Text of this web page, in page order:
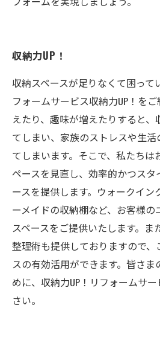
収納力UP！
収納スペースが足りなくて困って
フォームサービス収納力UP！を
えたり、趣味が増えたりすると、
てしまい、家族のストレスや生
てしまいます。そこで、私たちは
ペースを見直し、効率的かつスタ
ースを提供します。ウォークイ
ーメイドの収納棚など、お客様の
スペースをご提供いたします。ま
整理術も提供しておりますので、
スの有効活用ができます。皆さ
めに、収納力UP！リフォームサ
さい。